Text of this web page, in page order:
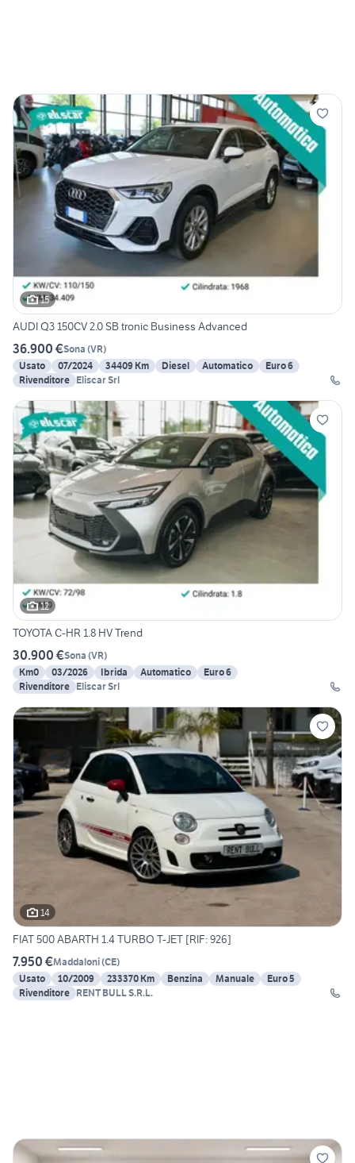
15
AUDI Q3 150CV 2.0 SB tronic Business Advanced
36.900 €Sona (VR)
Usato
07/2024 34409 Km Diesel Automatico
Euro 6
Rivenditore Eliscar Srl
12
TOYOTA C-HR 1.8 HV Trend
30.900 €Sona (VR)
Km0
03/2026 Ibrida Automatico
Euro 6
Rivenditore Eliscar Srl
14
FIAT 500 ABARTH 1.4 TURBO T-JET [RIF: 926]
7.950 €Maddaloni(CE)
Usato
10/2009 233370 Km Benzina Manuale
Euro 5
Rivenditore RENT BULL S.R.L.